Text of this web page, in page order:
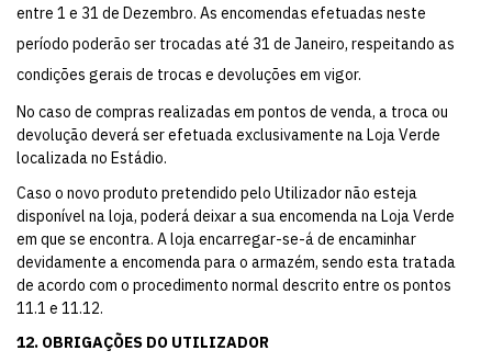
entre 1 e 31 de Dezembro. As encomendas efetuadas neste
período poderão ser trocadas até 31 de Janeiro, respeitando as
condições gerais de trocas e devoluções em vigor.
No caso de compras realizadas em pontos de venda, a troca ou
devolução deverá ser efetuada exclusivamente na Loja Verde
localizada no Estádio.
Caso o novo produto pretendido pelo Utilizador não esteja
disponível na loja, poderá deixar a sua encomenda na Loja Verde
em que se encontra. A loja encarregar-se-á de encaminhar
devidamente a encomenda para o armazém, sendo esta tratada
de acordo com o procedimento normal descrito entre os pontos
11.1 e 11.12.
12. OBRIGAÇÕES DO UTILIZADOR